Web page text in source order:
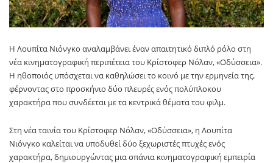
Η Λουπίτα Νιόνγκο αναλαμβάνει έναν απαιτητικό διπλό ρόλο στη
νέα κινηματογραφική περιπέτεια του Κρίστοφερ Νόλαν, «Οδύσσεια».
Η ηθοποιός υπόσχεται να καθηλώσει το κοινό με την ερμηνεία της,
φέρνοντας στο προσκήνιο δύο πλευρές ενός πολύπλοκου
χαρακτήρα που συνδέεται με τα κεντρικά θέματα του φιλμ.
Στη νέα ταινία του Κρίστοφερ Νόλαν, «Οδύσσεια», η Λουπίτα
Νιόνγκο καλείται να υποδυθεί δύο ξεχωριστές πτυχές ενός
χαρακτήρα, δημιουργώντας μια σπάνια κινηματογραφική εμπειρία